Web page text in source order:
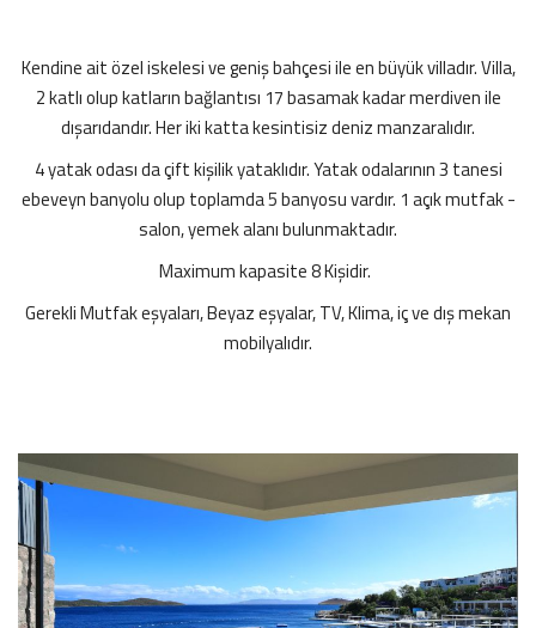
Kendine ait özel iskelesi ve geniş bahçesi ile en büyük villadır. Villa,
2 katlı olup katların bağlantısı 17 basamak kadar merdiven ile
dışarıdandır. Her iki katta kesintisiz deniz manzaralıdır.
4 yatak odası da çift kişilik yataklıdır. Yatak odalarının 3 tanesi
ebeveyn banyolu olup toplamda 5 banyosu vardır. 1 açık mutfak -
salon, yemek alanı bulunmaktadır.
Maximum kapasite 8 Kişidir.
Gerekli Mutfak eşyaları, Beyaz eşyalar, TV, Klima, iç ve dış mekan
mobilyalıdır.